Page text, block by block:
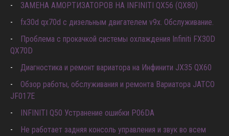
ЗАМЕНА АМОРТИЗАТОРОВ НА INFINITI QX56 (QX80)
fx30d qx70d с дизельным двигателем v9x. Обслуживание.
Проблема с прокачкой системы охлаждения Infiniti FX30D
QX70D
Диагностика и ремонт вариатора на Инфинити JX35 QX60
Обзор работы, обслуживания и ремонта Вариатора JATCO
JF017E
INFINITI Q50 Устранение ошибки P06DA
Не работает задняя консоль управления и звук во всем